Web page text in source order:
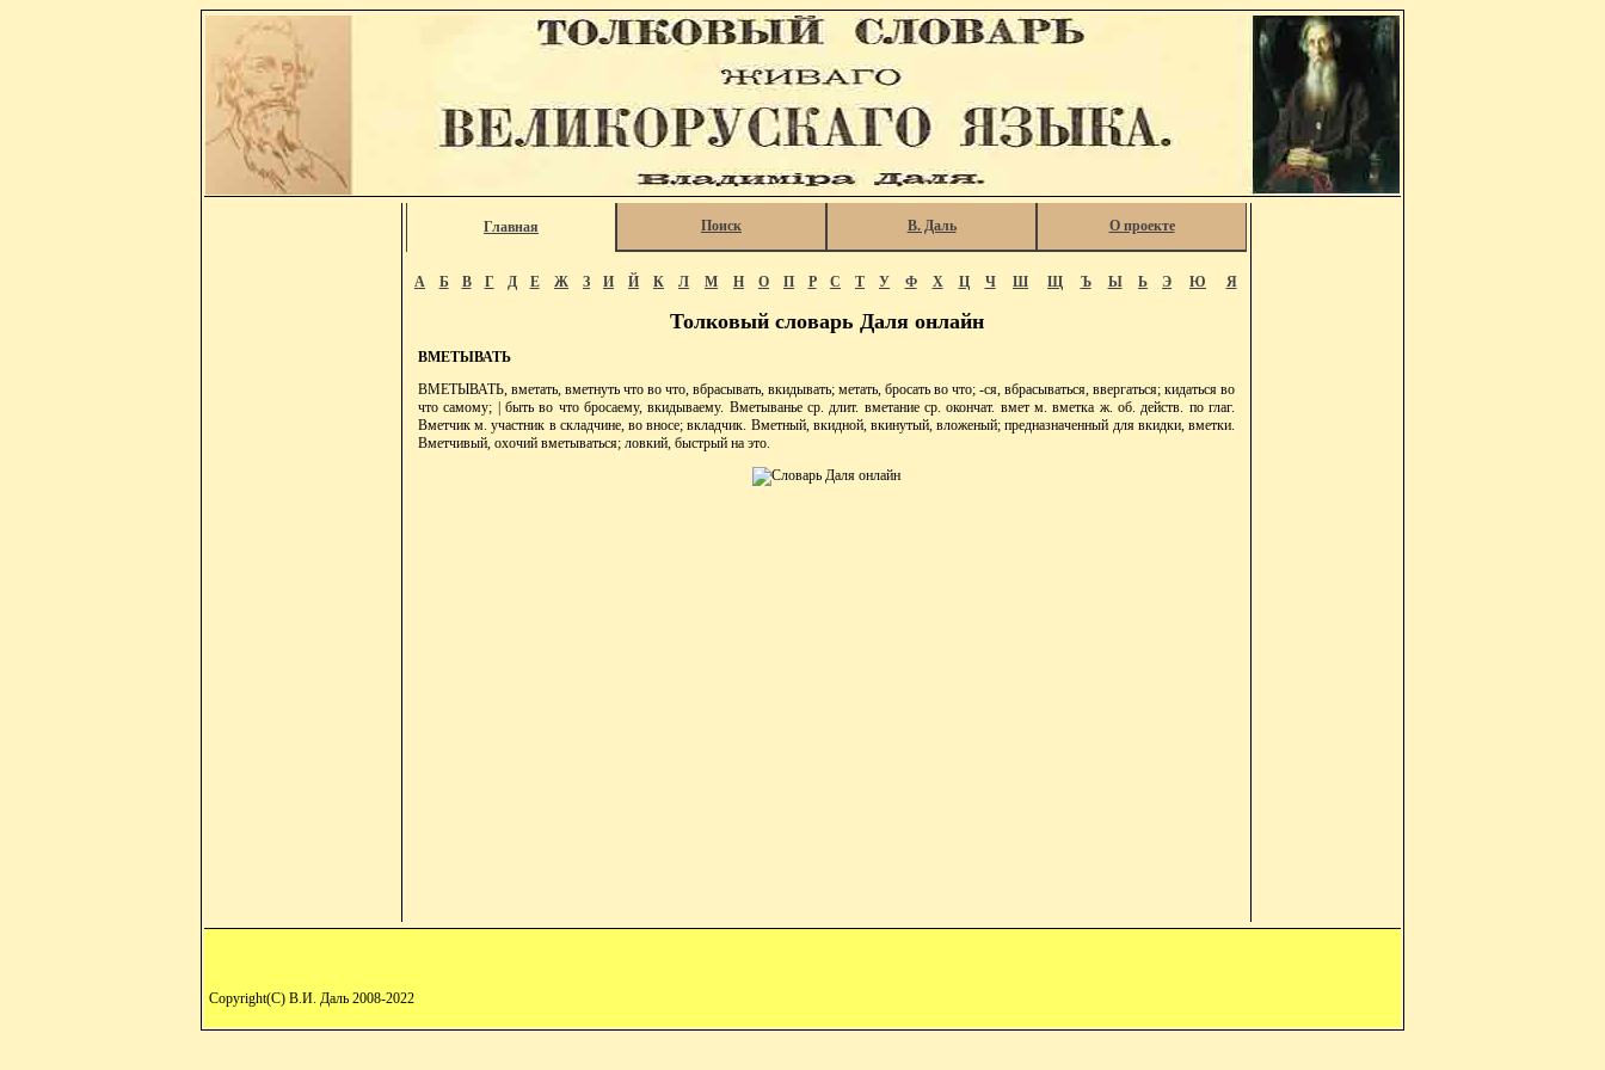
Главная Поиск В. Даль О проекте
А Б В Г Д Е Ж З И Й К Л М Н О П Р С Т У Ф Х Ц Ч Ш Щ Ъ Ы Ь Э Ю Я
Толковый словарь Даля онлайн
ВМЕТЫВАТЬ
ВМЕТЫВАТЬ, вметать, вметнуть что во что, вбрасывать, вкидывать; метать, бросать во что; -ся, вбрасываться, ввергаться; кидаться во
что самому; | быть во что бросаему, вкидываему. Вметыванье ср. длит. вметание ср. окончат. вмет м. вметка ж. об. действ. по глаг.
Вметчик м. участник в складчине, во вносе; вкладчик. Вметный, вкидной, вкинутый, вложеный; предназначенный для вкидки, вметки.
Вметчивый, охочий вметываться; ловкий, быстрый на это.
Copyright(C) В.И. Даль 2008-2022